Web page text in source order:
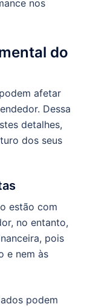
nos
do
afetar
Dessa
detalhes,
dos seus
estão com
no entanto,
pois
e nem às
podem